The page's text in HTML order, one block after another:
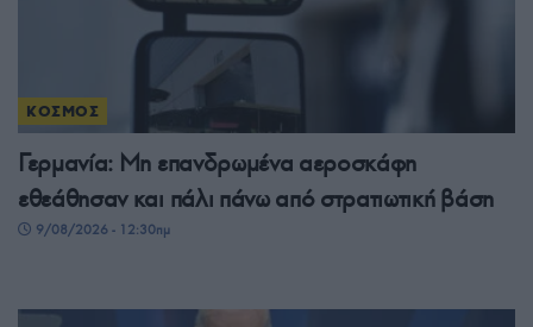
ΚΟΣΜΟΣ
Γερμανία: Μη επανδρωμένα αεροσκάφη
εθεάθησαν και πάλι πάνω από στρατιωτική βάση
9/08/2026 - 12:30πμ